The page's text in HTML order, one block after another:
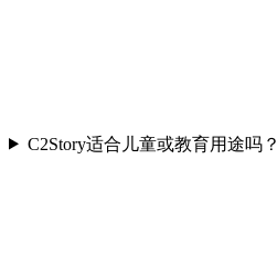
C2Story适合儿童或教育用途吗？